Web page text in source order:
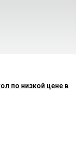
по низкой цене в